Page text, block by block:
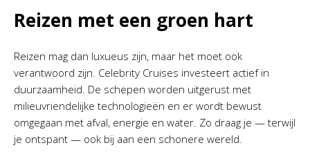
Reizen met een groen hart
Reizen mag dan luxueus zijn, maar het moet ook
verantwoord zijn. Celebrity Cruises investeert actief in
duurzaamheid. De schepen worden uitgerust met
milieuvriendelijke technologieën en er wordt bewust
omgegaan met afval, energie en water. Zo draag je — terwijl
je ontspant — ook bij aan een schonere wereld.